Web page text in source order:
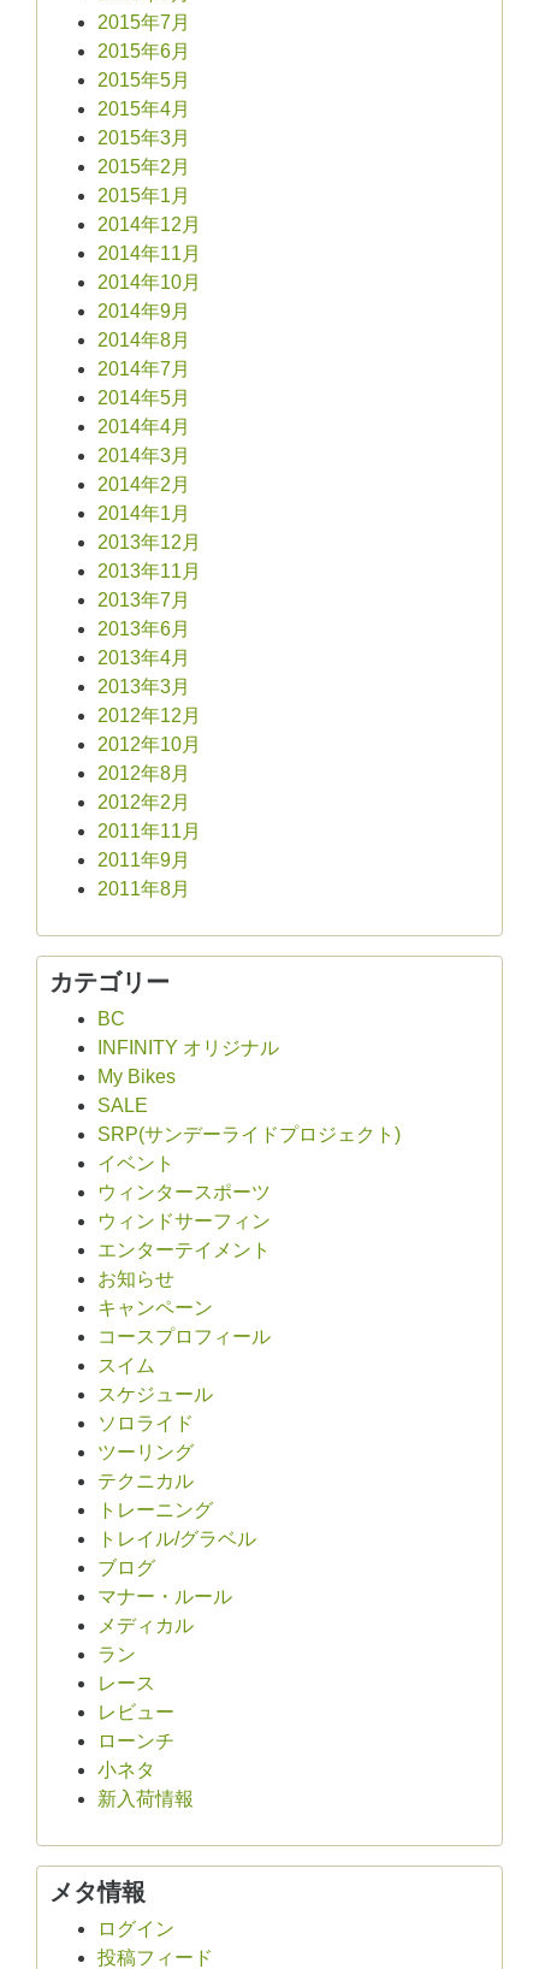
2015年7月
2015年6月
2015年5月
2015年4月
2015年3月
2015年2月
2015年1月
2014年12月
2014年11月
2014年10月
2014年9月
2014年8月
2014年7月
2014年5月
2014年4月
2014年3月
2014年2月
2014年1月
2013年12月
2013年11月
2013年7月
2013年6月
2013年4月
2013年3月
2012年12月
2012年10月
2012年8月
2012年2月
2011年11月
2011年9月
2011年8月
カテゴリー
BC
INFINITY オリジナル
My Bikes
SALE
SRP(サンデーライドプロジェクト)
イベント
ウィンタースポーツ
ウィンドサーフィン
エンターテイメント
お知らせ
キャンペーン
コースプロフィール
スイム
スケジュール
ソロライド
ツーリング
テクニカル
トレーニング
トレイル/グラベル
ブログ
マナー・ルール
メディカル
ラン
レース
レビュー
ローンチ
小ネタ
新入荷情報
メタ情報
ログイン
投稿フィード